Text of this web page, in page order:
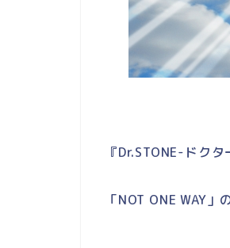
『Dr.STONE-ドク
「NOT ONE WAY」